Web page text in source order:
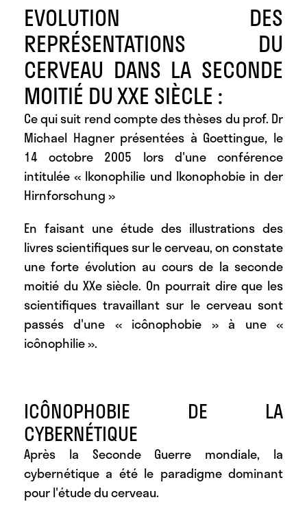
EVOLUTION DES
REPRÉSENTATIONS DU
CERVEAU DANS LA SECONDE
MOITIÉ DU XXE SIÈCLE :
Ce qui suit rend compte des thèses du prof. Dr
Michael Hagner présentées à Goettingue, le
14 octobre 2005 lors d'une conférence
intitulée « Ikonophilie und Ikonophobie in der
Hirnforschung »
En faisant une étude des illustrations des
livres scientifiques sur le cerveau, on constate
une forte évolution au cours de la seconde
moitié du XXe siècle. On pourrait dire que les
scientifiques travaillant sur le cerveau sont
passés d'une « icônophobie » à une «
icônophilie ».
ICÔNOPHOBIE DE LA
CYBERNÉTIQUE
Après la Seconde Guerre mondiale, la
cybernétique a été le paradigme dominant
pour l'étude du cerveau.